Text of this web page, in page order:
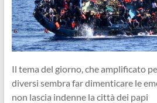
Il tema del giorno, che amplificato
diversi sembra far dimenticare le
non lascia indenne la città dei papi